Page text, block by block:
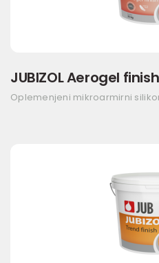
JUBIZOL Aerogel
Oplemenjeni mikroarmirni